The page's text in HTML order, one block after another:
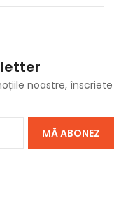
noastre, înscriete
MĂ ABONEZ